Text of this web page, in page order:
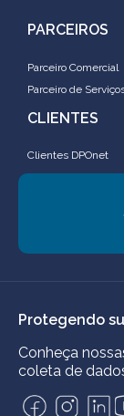
PARCEIROS
Parceiro Comercial
Parceiro de
CLIENTES
Clientes DPOnet
Protegendo
Conheça
coleta de